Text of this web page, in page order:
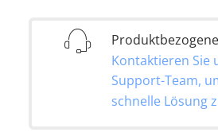
Kontaktieren Sie
Support-Team,
schnelle Lösung